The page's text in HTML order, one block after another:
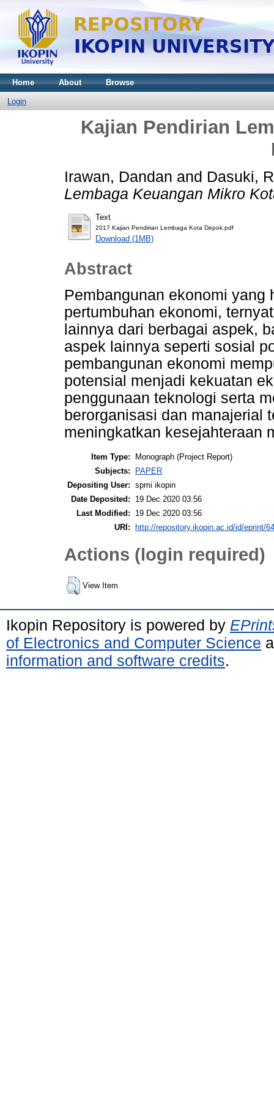
Home About Browse
Login
Kajian Pendirian
Irawan, Dandan and Dasuki,
Lembaga Keuangan Mikro
Text
2017 Kajian Pendirian Lembaga Kota Depok.pdf
Download (1MB)
Abstract
Pembangunan ekonomi yang
pertumbuhan ekonomi,
lainnya dari berbagai aspek,
aspek lainnya seperti sosial
pembangunan ekonomi
potensial menjadi kekuatan
penggunaan teknologi serta
berorganisasi dan manajerial
meningkatkan kesejahteraan
Item Type:
Monograph (Project Report)
Subjects:
PAPER
Depositing User: spmi ikopin
Date Deposited:
19 Dec 2020 03:56
Last Modified:
19 Dec 2020 03:56
URI:
http://repository.ikopin.ac.id/id/eprint/
Actions (login required)
View Item
Ikopin Repository is powered by
of Electronics and Computer Science
information and software credits.